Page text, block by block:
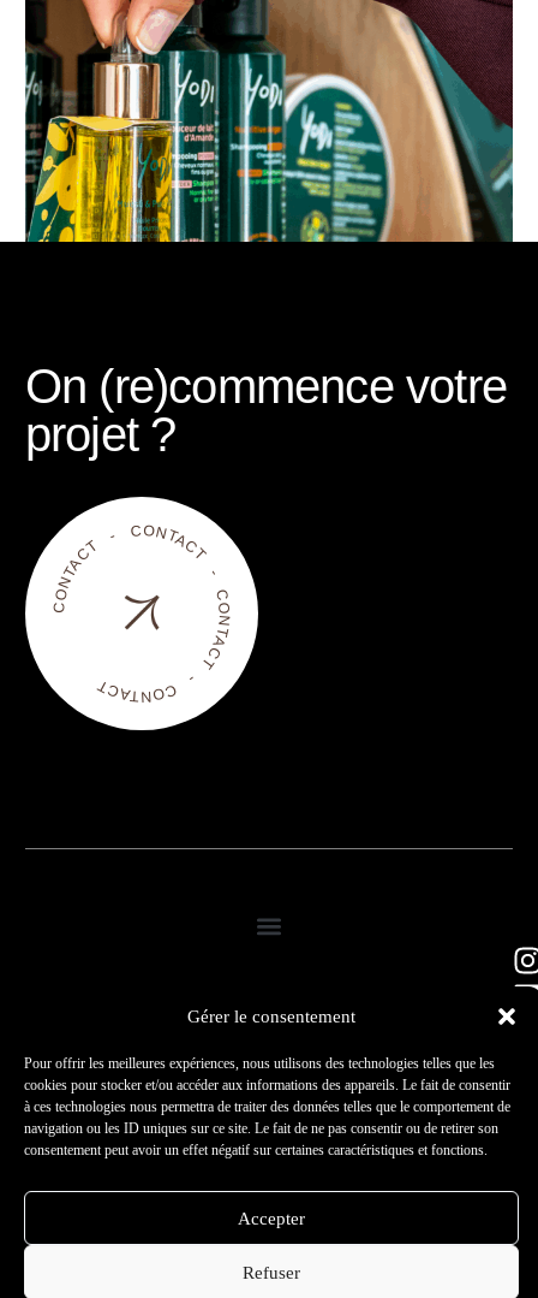
Gérer le consentement
Pour offrir les meilleures expériences, nous utilisons des technologies telles que les
cookies pour stocker et/ou accéder aux informations des appareils. Le fait de consentir
à ces technologies nous permettra de traiter des données telles que le comportement de
navigation ou les ID uniques sur ce site. Le fait de ne pas consentir ou de retirer son
consentement peut avoir un effet négatif sur certaines caractéristiques et fonctions.
Accepter
Refuser
Karah Paris
Réalisations
Kapich – le Korner
Réalisations
On (re)commence votre
projet ?
CONTACT - CONTACT - CONTACT - CONTACT
© 2026 – Tous droits
réservés –Peechy Création Politique de confidentialité